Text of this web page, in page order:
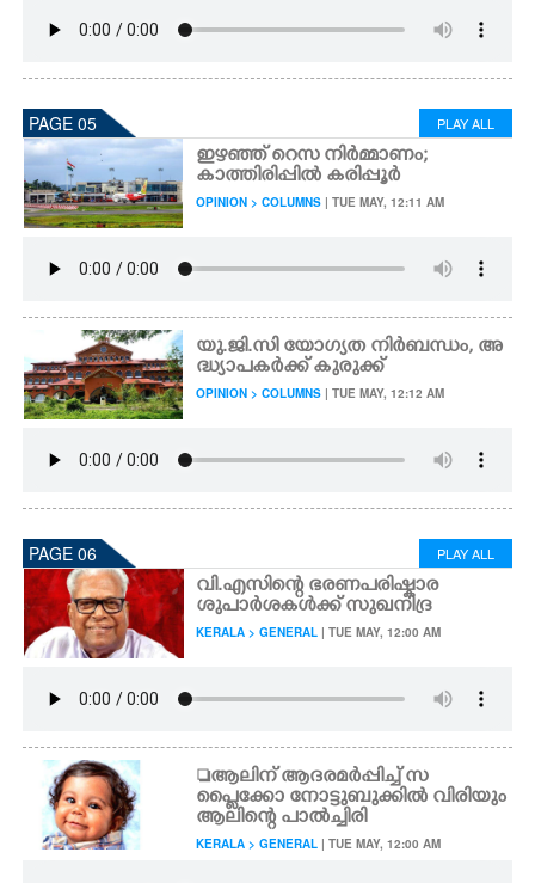
PAGE 05 PLAY ALL
ഇഴഞ്ഞ് റെസ നിർമ്മാണം;
കാത്തിരിപ്പിൽ കരിപ്പൂർ
OPINION > COLUMNS | TUE MAY, 12:11 AM
യു.ജി.സി യോഗ്യത നിർബന്ധം, അ
ദ്ധ്യാപകർക്ക് കുരുക്ക്
OPINION > COLUMNS | TUE MAY, 12:12 AM
PAGE 06 PLAY ALL
വി.എസിന്റെ ഭരണപരിഷ്കാര
ശുപാർശകൾക്ക് സുഖനിദ്ര
KERALA > GENERAL | TUE MAY, 12:00 AM
ആലിന് ആദരമർപ്പിച്ച് സ
പ്ലൈക്കോ നോട്ടുബുക്കിൽ വിരിയും
ആലിന്റെ പാൽച്ചിരി
KERALA > GENERAL | TUE MAY, 12:00 AM